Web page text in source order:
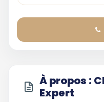
À propos :
Expert